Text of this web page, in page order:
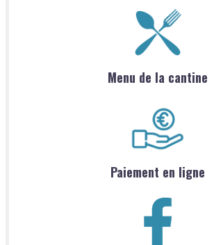
Menu de la cantine
Paiement en ligne